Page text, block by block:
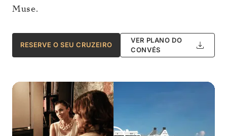
Muse.
RESERVE O SEU CRUZEIRO
VER PLANO DO
CONVÉS